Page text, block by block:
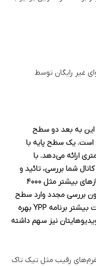
غیر رایگان توسط
این به بعد دو سطح
است. یک سطح پایه با
ارائه می‌دهد. با
شما بررسی، تائید و
مانیتایز خواهد شد. زمانیکه به پیش‌نیازهای بیشتر مثل ۴۰۰۰
بررسی مجدد وارد سطح
بالاتر مانیتایز شده و می‌توانید از امکانات بیشتر برنامه YPP بهره
نیز سهم داشته
رقیب مثل تیک تاک